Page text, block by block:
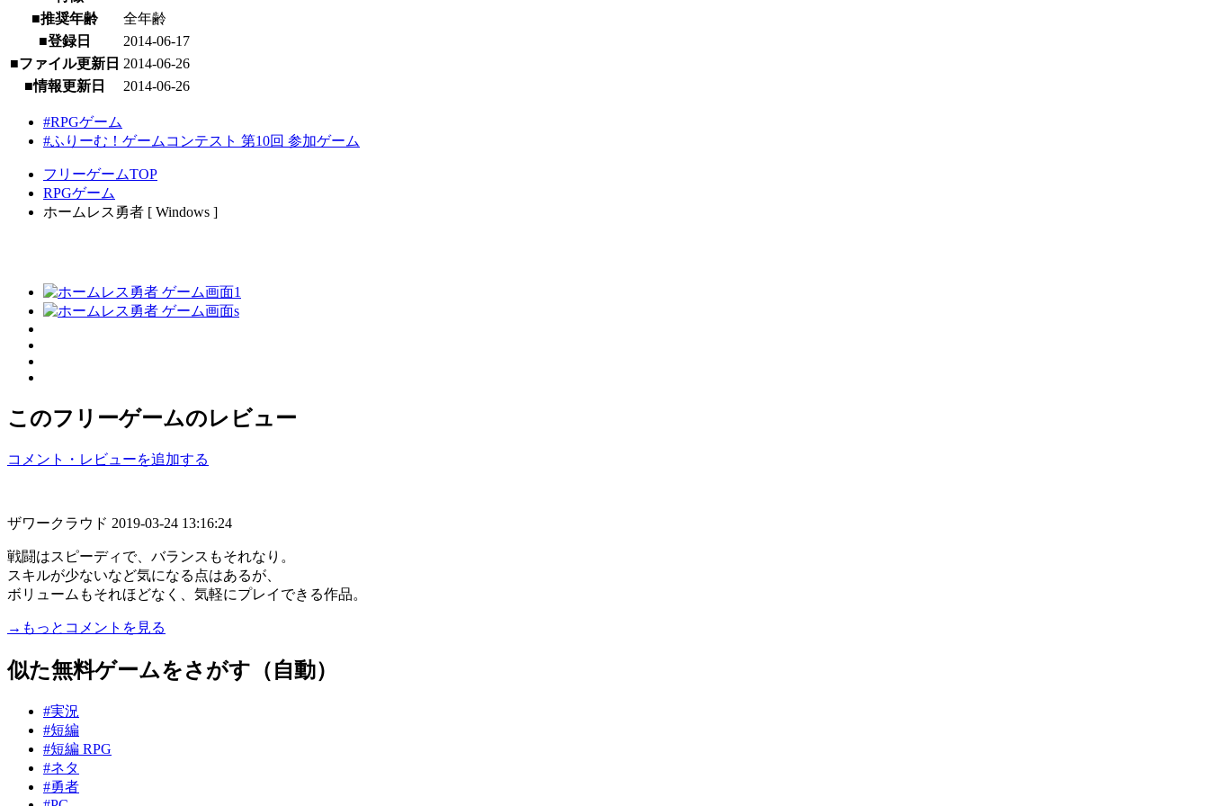
■推奨年齢
全年齢
■登録日
2014-06-17
■ファイル更新日 2014-06-26
■情報更新日
2014-06-26
#RPGゲーム
#ふりーむ！ゲームコンテスト 第10回 参加ゲーム
フリーゲームTOP
RPGゲーム
ホームレス勇者 [ Windows ]
このフリーゲームのレビュー
コメント・レビューを追加する
ザワークラウド 2019-03-24 13:16:24
戦闘はスピーディで、バランスもそれなり。
スキルが少ないなど気になる点はあるが、
ボリュームもそれほどなく、気軽にプレイできる作品。
→もっとコメントを見る
似た無料ゲームをさがす（自動）
#実況
#短編
#短編 RPG
#ネタ
#勇者